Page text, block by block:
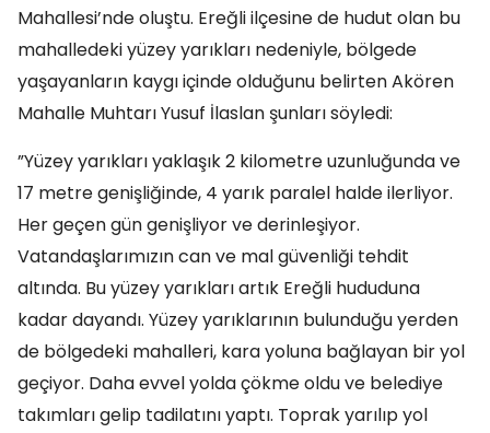
Mahallesi’nde oluştu. Ereğli ilçesine de hudut olan bu
mahalledeki yüzey yarıkları nedeniyle, bölgede
yaşayanların kaygı içinde olduğunu belirten Akören
Mahalle Muhtarı Yusuf İlaslan şunları söyledi:
”Yüzey yarıkları yaklaşık 2 kilometre uzunluğunda ve
17 metre genişliğinde, 4 yarık paralel halde ilerliyor.
Her geçen gün genişliyor ve derinleşiyor.
Vatandaşlarımızın can ve mal güvenliği tehdit
altında. Bu yüzey yarıkları artık Ereğli hududuna
kadar dayandı. Yüzey yarıklarının bulunduğu yerden
de bölgedeki mahalleri, kara yoluna bağlayan bir yol
geçiyor. Daha evvel yolda çökme oldu ve belediye
takımları gelip tadilatını yaptı. Toprak yarılıp yol